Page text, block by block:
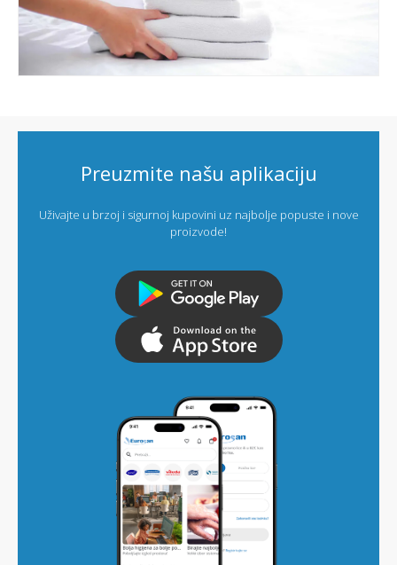
Preuzmite našu aplikaciju
Uživajte u brzoj i sigurnoj kupovini uz najbolje popuste i nove
proizvode!